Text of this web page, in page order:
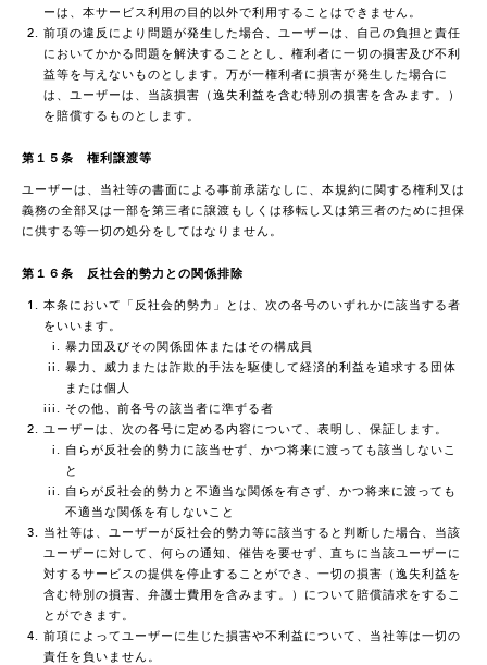
ーは、本サービス利用の目的以外で利用することはできません。
前項の違反により問題が発生した場合、ユーザーは、自己の負担と責任
においてかかる問題を解決することとし、権利者に一切の損害及び不利
益等を与えないものとします。万が一権利者に損害が発生した場合に
は、ユーザーは、当該損害（逸失利益を含む特別の損害を含みます。）
を賠償するものとします。
第１５条 権利譲渡等
ユーザーは、当社等の書面による事前承諾なしに、本規約に関する権利又は
義務の全部又は一部を第三者に譲渡もしくは移転し又は第三者のために担保
に供する等一切の処分をしてはなりません。
第１６条 反社会的勢力との関係排除
本条において「反社会的勢力」とは、次の各号のいずれかに該当する者
をいいます。
暴力団及びその関係団体またはその構成員
暴力、威力または詐欺的手法を駆使して経済的利益を追求する団体
または個人
その他、前各号の該当者に準ずる者
ユーザーは、次の各号に定める内容について、表明し、保証します。
自らが反社会的勢力に該当せず、かつ将来に渡っても該当しないこ
と
自らが反社会的勢力と不適当な関係を有さず、かつ将来に渡っても
不適当な関係を有しないこと
当社等は、ユーザーが反社会的勢力等に該当すると判断した場合、当該
ユーザーに対して、何らの通知、催告を要せず、直ちに当該ユーザーに
対するサービスの提供を停止することができ、一切の損害（逸失利益を
含む特別の損害、弁護士費用を含みます。）について賠償請求をするこ
とができます。
前項によってユーザーに生じた損害や不利益について、当社等は一切の
責任を負いません。